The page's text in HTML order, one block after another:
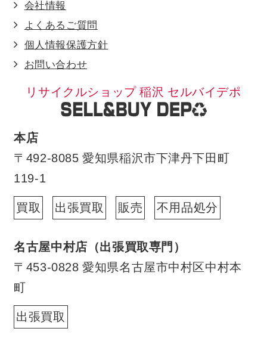
会社情報
よくあるご質問
個人情報保護方針
お問い合わせ
リサイクルショップ 稲沢 セルバイデポ
本店
〒492-8085 愛知県稲沢市下津丹下田町
119-1
買取 出張買取 販売 不用品処分
名古屋中村店（出張買取専門）
〒453-0828 愛知県名古屋市中村区中村本
町
出張買取